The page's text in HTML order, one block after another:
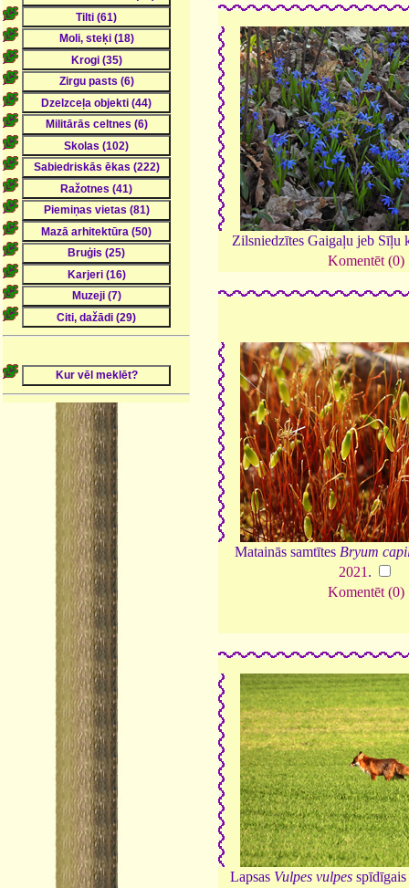
Zilsniedzītes Gaigaļu jeb Sīļu
Komentēt (0)
Matainās samtītes Bryum
2021 .
Komentēt (0)
Lapsas Vulpes vulpes